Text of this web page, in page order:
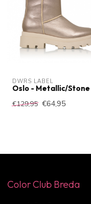
DWRS LABEL
Oslo - Metallic/Stone
€129,95 €64,95
Color Club Breda